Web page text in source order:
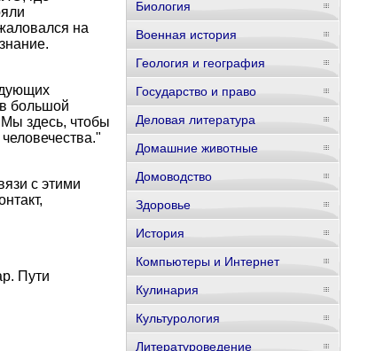
на
большой
здесь, чтобы
с этими
Пути
Биология
Военная история
Геология и география
Государство и право
Деловая литература
Домашние животные
Домоводство
Здоровье
История
Компьютеры и Интернет
Кулинария
Культурология
Литературоведение